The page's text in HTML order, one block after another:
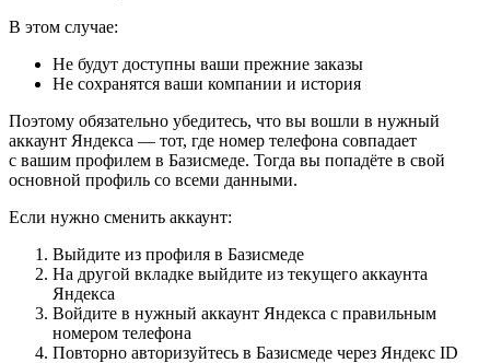
В этом случае:
Не будут доступны ваши прежние заказы
Не сохранятся ваши компании и история
Поэтому обязательно убедитесь, что вы вошли в нужный
аккаунт Яндекса — тот, где номер телефона совпадает
с вашим профилем в Базисмеде. Тогда вы попадёте в свой
основной профиль со всеми данными.
Если нужно сменить аккаунт:
Выйдите из профиля в Базисмеде
На другой вкладке выйдите из текущего аккаунта
Яндекса
Войдите в нужный аккаунт Яндекса с правильным
номером телефона
Повторно авторизуйтесь в Базисмеде через Яндекс ID